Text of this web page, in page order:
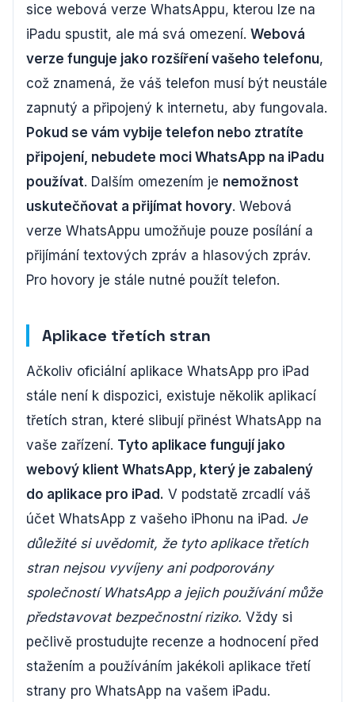
sice webová verze WhatsAppu, kterou lze na
iPadu spustit, ale má svá omezení. Webová
verze funguje jako rozšíření vašeho telefonu,
což znamená, že váš telefon musí být neustále
zapnutý a připojený k internetu, aby fungovala.
Pokud se vám vybije telefon nebo ztratíte
připojení, nebudete moci WhatsApp na iPadu
používat. Dalším omezením je nemožnost
uskutečňovat a přijímat hovory. Webová
verze WhatsAppu umožňuje pouze posílání a
přijímání textových zpráv a hlasových zpráv.
Pro hovory je stále nutné použít telefon.
Aplikace třetích stran
Ačkoliv oficiální aplikace WhatsApp pro iPad
stále není k dispozici, existuje několik aplikací
třetích stran, které slibují přinést WhatsApp na
vaše zařízení. Tyto aplikace fungují jako
webový klient WhatsApp, který je zabalený
do aplikace pro iPad. V podstatě zrcadlí váš
účet WhatsApp z vašeho iPhonu na iPad. Je
důležité si uvědomit, že tyto aplikace třetích
stran nejsou vyvíjeny ani podporovány
společností WhatsApp a jejich používání může
představovat bezpečnostní riziko. Vždy si
pečlivě prostudujte recenze a hodnocení před
stažením a používáním jakékoli aplikace třetí
strany pro WhatsApp na vašem iPadu.